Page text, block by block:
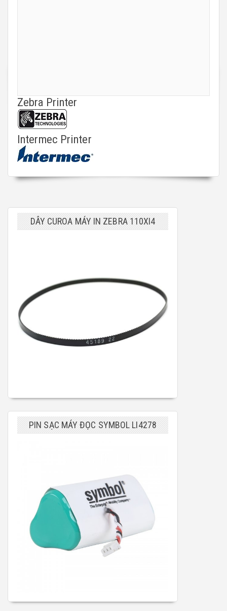
Zebra Printer
Intermec Printer
DÂY CUROA MÁY IN ZEBRA 110XI4
PIN SẠC MÁY ĐỌC SYMBOL LI4278